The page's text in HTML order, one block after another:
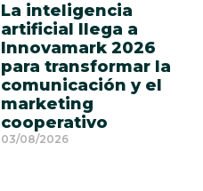
La inteligencia
artificial llega a
Innovamark 2026
para transformar la
comunicación y el
marketing
cooperativo
03/08/2026